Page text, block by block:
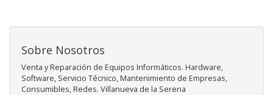
Sobre Nosotros
Venta y Reparación de Equipos Informáticos. Hardware,
Software, Servicio Técnico, Mantenimiento de Empresas,
Consumibles, Redes. Villanueva de la Serena